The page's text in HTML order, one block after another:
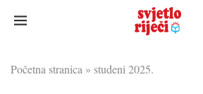
Početna stranica » studeni 2025.